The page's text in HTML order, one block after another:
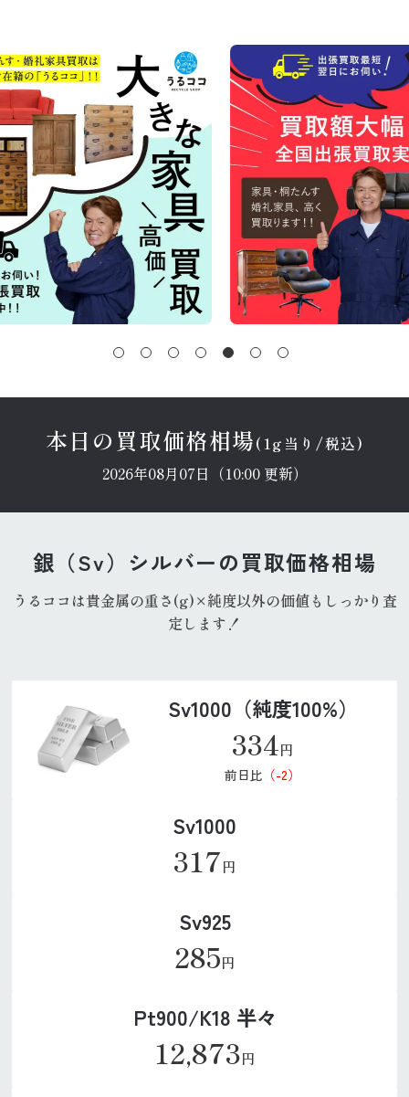
本日の買取価格相場(1g当り/税込)
2026年08月07日（10:00 更新）
銀（Sv）シルバーの買取価格相場
うるココは貴金属の重さ(g)×純度以外の価値もしっかり査
定します！
Sv1000（純度100%）
334円
前日比 （-2）
Sv1000
317円
Sv925
285円
Pt900/K18 半々
12,873円